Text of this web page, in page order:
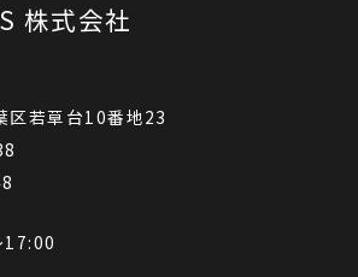
株式会社
区若草台10番地23
17:00